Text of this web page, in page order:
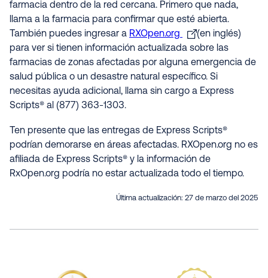
farmacia dentro de la red cercana. Primero que nada,
llama a la farmacia para confirmar que esté abierta.
También puedes ingresar a RXOpen.org
(en inglés)
para ver si tienen información actualizada sobre las
farmacias de zonas afectadas por alguna emergencia de
salud pública o un desastre natural específico. Si
necesitas ayuda adicional, llama sin cargo a Express
Scripts® al (877) 363-1303.
Ten presente que las entregas de Express Scripts®
podrían demorarse en áreas afectadas. RXOpen.org no es
afiliada de Express Scripts® y la información de
RxOpen.org podría no estar actualizada todo el tiempo.
Última actualización: 27 de marzo del 2025